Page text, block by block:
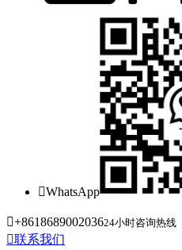
WhatsApp
+861868900203624小时咨询热线
联系我们